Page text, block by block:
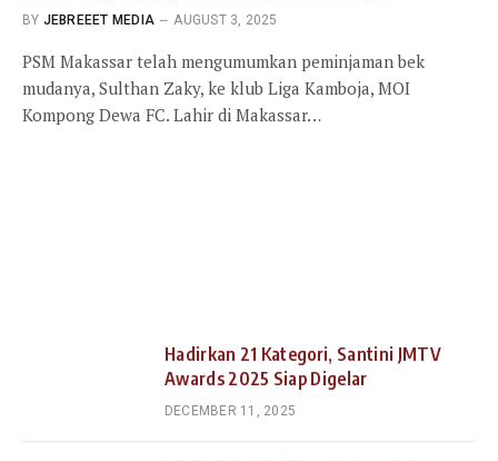
BY JEBREEET MEDIA AUGUST 3, 2025
PSM Makassar telah mengumumkan peminjaman bek
mudanya, Sulthan Zaky, ke klub Liga Kamboja, MOI
Kompong Dewa FC. Lahir di Makassar…
Hadirkan 21 Kategori, Santini JMTV
Awards 2025 Siap Digelar
DECEMBER 11, 2025